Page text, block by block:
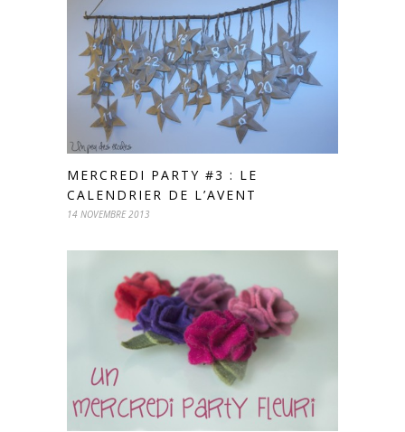
MERCREDI PARTY #3 : LE
CALENDRIER DE L’AVENT
14 NOVEMBRE 2013